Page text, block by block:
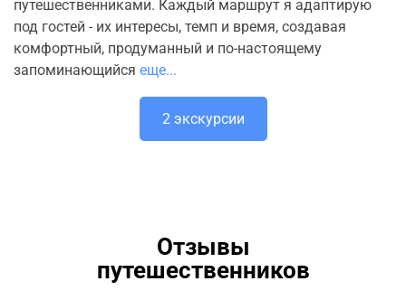
путешественниками. Каждый маршрут я адаптирую
под гостей - их интересы, темп и время, создавая
комфортный, продуманный и по-настоящему
запоминающийся еще...
2 экскурсии
Отзывы
путешественников